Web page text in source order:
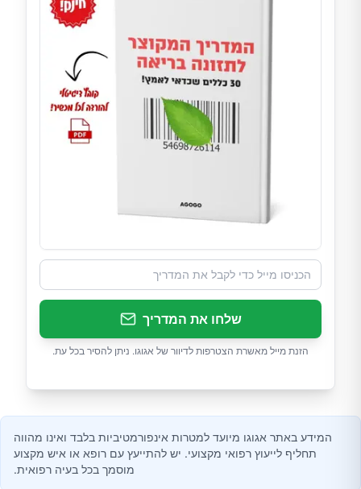
שלחו את המדריך
הזנת מייל מאשרת הצטרפות לדיוור של אגוגו. ניתן להסיר בכל עת.
המידע באתר אגוגו מיועד למטרות אינפורמטיביות בלבד ואינו מהווה
תחליף לייעוץ רפואי מקצועי. יש להתייעץ עם רופא או איש מקצוע
מוסמך בכל בעיה רפואית.